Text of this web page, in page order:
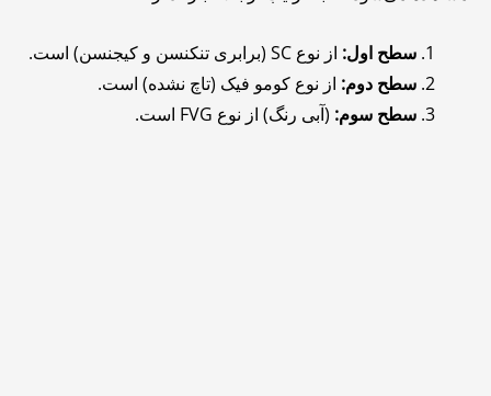
سطح اول: از نوع SC (برابری تنکنسن و کیجنسن) است.
سطح دوم: از نوع کومو فیک (تاچ نشده) است.
سطح سوم: (آبی رنگ) از نوع FVG است.